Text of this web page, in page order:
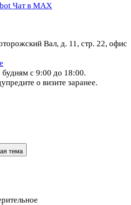
Чат в МАХ
Вал, д. 11, стр. 22, офис
с 9:00 до 18:00.
о визите заранее.
тема